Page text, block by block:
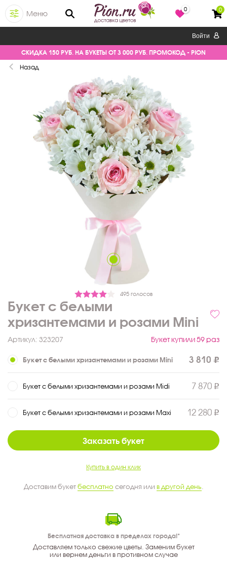
Меню
0 0
Войти
СКИДКА 150 РУБ. НА БУКЕТЫ ОТ 3 000 РУБ. ПРОМОКОД - PION
Назад
495 голосов
Букет с белыми
хризантемами и розами Mini
Артикул: 323207 Букет купили 59 раз
Букет с белыми хризантемами и розами Mini 3 810
Букет с белыми хризантемами и розами Midi 7 870
Букет с белыми хризантемами и розами Maxi 12 280
Заказать букет
Купить в один клик
Доставим букетбесплатно сегодня или в другой день
Бесплатная доставка в пределах города!*
Доставляем только свежие цветы. Заменим букет
или вернем деньги в противном случае